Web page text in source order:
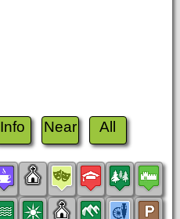
Info Near All